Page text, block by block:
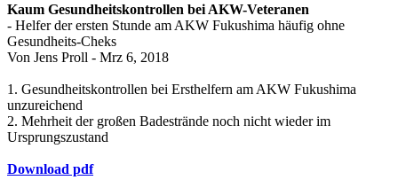
Kaum Gesundheitskontrollen bei AKW-Veteranen
- Helfer der ersten Stunde am AKW Fukushima häufig ohne
Gesundheits-Cheks
Von Jens Proll - Mrz 6, 2018
1. Gesundheitskontrollen bei Ersthelfern am AKW Fukushima
unzureichend
2. Mehrheit der großen Badestrände noch nicht wieder im
Ursprungszustand
Download pdf